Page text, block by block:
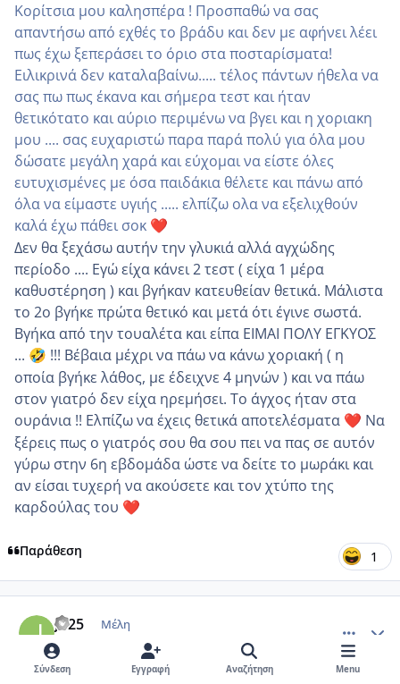
Κορίτσια μου καλησπέρα ! Προσπαθώ να σας
απαντήσω από εχθές το βράδυ και δεν με αφήνει λέει
πως έχω ξεπεράσει το όριο στα ποσταρίσματα!
Ειλικρινά δεν καταλαβαίνω..... τέλος πάντων ήθελα να
σας πω πως έκανα και σήμερα τεστ και ήταν
θετικότατο και αύριο περιμένω να βγει και η χοριακη
μου .... σας ευχαριστώ παρα παρά πολύ για όλα μου
δώσατε μεγάλη χαρά και εύχομαι να είστε όλες
ευτυχισμένες με όσα παιδάκια θέλετε και πάνω από
όλα να είμαστε υγιής ..... ελπίζω ολα να εξελιχθούν
καλά έχω πάθει σοκ ❤️
Δεν θα ξεχάσω αυτήν την γλυκιά αλλά αγχώδης
περίοδο .... Εγώ είχα κάνει 2 τεστ ( είχα 1 μέρα
καθυστέρηση ) και βγήκαν κατευθείαν θετικά. Μάλιστα
το 2ο βγήκε πρώτα θετικό και μετά ότι έγινε σωστά.
Βγήκα από την τουαλέτα και είπα ΕΙΜΑΙ ΠΟΛΥ ΕΓΚΥΟΣ
... 🤣 !!! Βέβαια μέχρι να πάω να κάνω χοριακή ( η
οποία βγήκε λάθος, με έδειχνε 4 μηνών ) και να πάω
στον γιατρό δεν είχα ηρεμήσει. Το άγχος ήταν στα
ουράνια !! Ελπίζω να έχεις θετικά αποτελέσματα ❤️ Να
ξέρεις πως ο γιατρός σου θα σου πει να πας σε αυτόν
γύρω στην 6η εβδομάδα ώστε να δείτε το μωράκι και
αν είσαι τυχερή να ακούσετε και τον χτύπο της
καρδούλας του ❤️
Παράθεση 1
Jo25 Μέλη
Δημοσίευση 11 Ιανουαρίου, 20224 yr
Σύνδεση Εγγραφή Αναζήτηση Menu